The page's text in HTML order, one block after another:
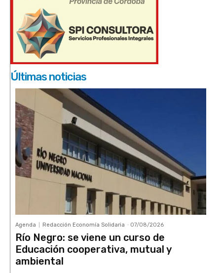
Últimas noticias
Agenda Redacción Economía Solidaria - 07/08/2026
Río Negro: se viene un curso de
Educación cooperativa, mutual y
ambiental